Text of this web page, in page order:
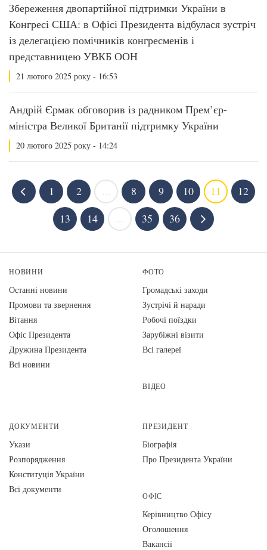
Збереження двопартійної підтримки України в
Конгресі США: в Офісі Президента відбулася зустріч
із делегацією помічників конгресменів і
представницею УВКБ ООН
21 лютого 2025 року - 16:53
Андрій Єрмак обговорив із радником Прем’єр-
міністра Великої Британії підтримку України
20 лютого 2025 року - 14:24
1 2 8 9 10 11
12
13
14 35 36
НОВИНИ
Останні новини
Промови та звернення
Вiтання
Офіс Президента
Дружина Президента
Всі новини
ФОТО
Громадські заходи
Зустрічі й наради
Робочі поїздки
Зарубіжні візити
Всі галереї
ВІДЕО
ДОКУМЕНТИ
Укази
Розпорядження
Конституція України
Всі документи
ПРЕЗИДЕНТ
Біографія
Про Президента України
ОФІС
Керівництво Офісу
Оголошення
Вакансії